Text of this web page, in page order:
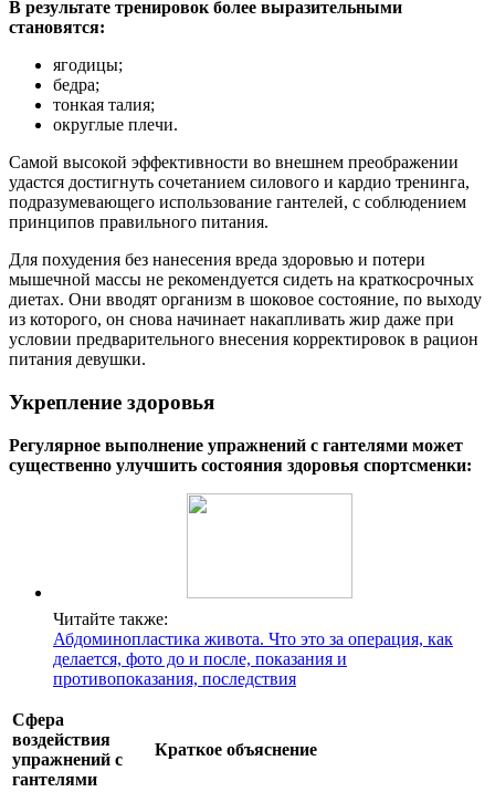
В результате тренировок более выразительными
становятся:
ягодицы;
бедра;
тонкая талия;
округлые плечи.
Самой высокой эффективности во внешнем преображении
удастся достигнуть сочетанием силового и кардио тренинга,
подразумевающего использование гантелей, с соблюдением
принципов правильного питания.
Для похудения без нанесения вреда здоровью и потери
мышечной массы не рекомендуется сидеть на краткосрочных
диетах. Они вводят организм в шоковое состояние, по выходу
из которого, он снова начинает накапливать жир даже при
условии предварительного внесения корректировок в рацион
питания девушки.
Укрепление здоровья
Регулярное выполнение упражнений с гантелями может
существенно улучшить состояния здоровья спортсменки:
Читайте также:
Абдоминопластика живота. Что это за операция, как
делается, фото до и после, показания и
противопоказания, последствия
Сфера
воздействия
упражнений с
гантелями
Краткое объяснение